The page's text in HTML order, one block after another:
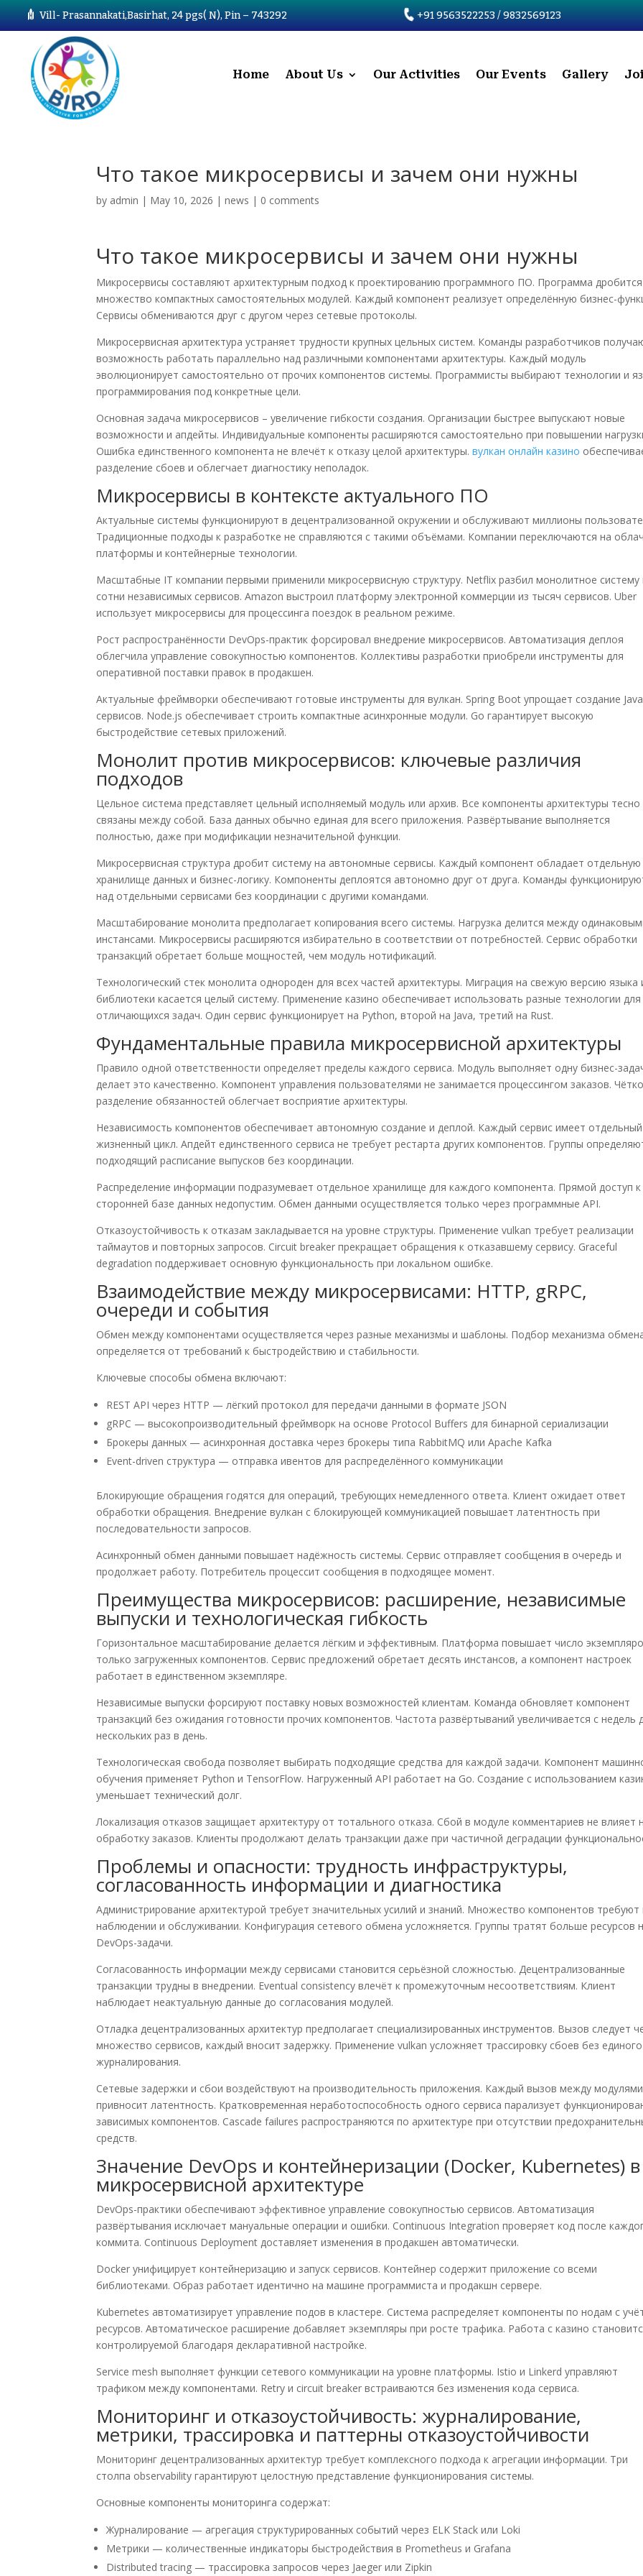
Vill- Prasannakati,Basirhat, 24 pgs( N), Pin – 743292 +91 9563522253 / 9832569123
Home About Us Our Activities Our Events Gallery
Что такое микросервисы и зачем они нужны
by admin | May 10, 2026 |news | 0 comments
Что такое микросервисы и зачем они нужны
Микросервисы составляют архитектурным подход к проектированию программного ПО. Программа
множество компактных самостоятельных модулей. Каждый компонент реализует определённую бизнес-
Сервисы обмениваются друг с другом через сетевые протоколы.
Микросервисная архитектура устраняет трудности крупных цельных систем. Команды разработчиков
возможность работать параллельно над различными компонентами архитектуры. Каждый модуль
эволюционирует самостоятельно от прочих компонентов системы. Программисты выбирают технологии и
программирования под конкретные цели.
Основная задача микросервисов – увеличение гибкости создания. Организации быстрее выпускают новые
возможности и апдейты. Индивидуальные компоненты расширяются самостоятельно при повышении
Ошибка единственного компонента не влечёт к отказу целой архитектуры.вулкан онлайн казино
разделение сбоев и облегчает диагностику неполадок.
Микросервисы в контексте актуального ПО
Актуальные системы функционируют в децентрализованной окружении и обслуживают миллионы
Традиционные подходы к разработке не справляются с такими объёмами. Компании переключаются на
платформы и контейнерные технологии.
Масштабные IT компании первыми применили микросервисную структуру. Netflix разбил монолитное систему
сотни независимых сервисов. Amazon выстроил платформу электронной коммерции из тысяч сервисов. Uber
использует микросервисы для процессинга поездок в реальном режиме.
Рост распространённости DevOps-практик форсировал внедрение микросервисов. Автоматизация деплоя
облегчила управление совокупностью компонентов. Коллективы разработки приобрели инструменты для
оперативной поставки правок в продакшен.
Актуальные фреймворки обеспечивают готовые инструменты для вулкан. Spring Boot упрощает создание
сервисов. Node.js обеспечивает строить компактные асинхронные модули. Go гарантирует высокую
быстродействие сетевых приложений.
Монолит против микросервисов: ключевые различия
подходов
Цельное система представляет цельный исполняемый модуль или архив. Все компоненты архитектуры тесно
связаны между собой. База данных обычно единая для всего приложения. Развёртывание выполняется
полностью, даже при модификации незначительной функции.
Микросервисная структура дробит систему на автономные сервисы. Каждый компонент обладает отдельную
хранилище данных и бизнес-логику. Компоненты деплоятся автономно друг от друга. Команды
над отдельными сервисами без координации с другими командами.
Масштабирование монолита предполагает копирования всего системы. Нагрузка делится между
инстансами. Микросервисы расширяются избирательно в соответствии от потребностей. Сервис обработки
транзакций обретает больше мощностей, чем модуль нотификаций.
Технологический стек монолита однороден для всех частей архитектуры. Миграция на свежую версию языка
библиотеки касается целый систему. Применение казино обеспечивает использовать разные технологии для
отличающихся задач. Один сервис функционирует на Python, второй на Java, третий на Rust.
Фундаментальные правила микросервисной архитектуры
Правило одной ответственности определяет пределы каждого сервиса. Модуль выполняет одну бизнес-
делает это качественно. Компонент управления пользователями не занимается процессингом заказов.
разделение обязанностей облегчает восприятие архитектуры.
Независимость компонентов обеспечивает автономную создание и деплой. Каждый сервис имеет отдельный
жизненный цикл. Апдейт единственного сервиса не требует рестарта других компонентов. Группы
подходящий расписание выпусков без координации.
Распределение информации подразумевает отдельное хранилище для каждого компонента. Прямой доступ к
сторонней базе данных недопустим. Обмен данными осуществляется только через программные API.
Отказоустойчивость к отказам закладывается на уровне структуры. Применение vulkan требует реализации
таймаутов и повторных запросов. Circuit breaker прекращает обращения к отказавшему сервису. Graceful
degradation поддерживает основную функциональность при локальном ошибке.
Взаимодействие между микросервисами: HTTP, gRPC,
очереди и события
Обмен между компонентами осуществляется через разные механизмы и шаблоны. Подбор механизма
определяется от требований к быстродействию и стабильности.
Ключевые способы обмена включают:
REST API через HTTP — лёгкий протокол для передачи данными в формате JSON
gRPC — высокопроизводительный фреймворк на основе Protocol Buffers для бинарной сериализации
Брокеры данных — асинхронная доставка через брокеры типа RabbitMQ или Apache Kafka
Event-driven структура — отправка ивентов для распределённого коммуникации
Блокирующие обращения годятся для операций, требующих немедленного ответа. Клиент ожидает ответ
обработки обращения. Внедрение вулкан с блокирующей коммуникацией повышает латентность при
последовательности запросов.
Асинхронный обмен данными повышает надёжность системы. Сервис отправляет сообщения в очередь и
продолжает работу. Потребитель процессит сообщения в подходящее момент.
Преимущества микросервисов: расширение, независимые
выпуски и технологическая гибкость
Горизонтальное масштабирование делается лёгким и эффективным. Платформа повышает число
только загруженных компонентов. Сервис предложений обретает десять инстансов, а компонент настроек
работает в единственном экземпляре.
Независимые выпуски форсируют поставку новых возможностей клиентам. Команда обновляет компонент
транзакций без ожидания готовности прочих компонентов. Частота развёртываний увеличивается с недель
нескольких раз в день.
Технологическая свобода позволяет выбирать подходящие средства для каждой задачи. Компонент
обучения применяет Python и TensorFlow. Нагруженный API работает на Go. Создание с использованием
уменьшает технический долг.
Локализация отказов защищает архитектуру от тотального отказа. Сбой в модуле комментариев не влияет
обработку заказов. Клиенты продолжают делать транзакции даже при частичной деградации
Проблемы и опасности: трудность инфраструктуры,
согласованность информации и диагностика
Администрирование архитектурой требует значительных усилий и знаний. Множество компонентов требуют
наблюдении и обслуживании. Конфигурация сетевого обмена усложняется. Группы тратят больше ресурсов
DevOps-задачи.
Согласованность информации между сервисами становится серьёзной сложностью. Децентрализованные
транзакции трудны в внедрении. Eventual consistency влечёт к промежуточным несоответствиям. Клиент
наблюдает неактуальную данные до согласования модулей.
Отладка децентрализованных архитектур предполагает специализированных инструментов. Вызов следует
множество сервисов, каждый вносит задержку. Применение vulkan усложняет трассировку сбоев без единого
журналирования.
Сетевые задержки и сбои воздействуют на производительность приложения. Каждый вызов между модулями
привносит латентность. Кратковременная неработоспособность одного сервиса парализует
зависимых компонентов. Cascade failures распространяются по архитектуре при отсутствии
средств.
Значение DevOps и контейнеризации (Docker, Kubernetes) в
микросервисной архитектуре
DevOps-практики обеспечивают эффективное управление совокупностью сервисов. Автоматизация
развёртывания исключает мануальные операции и ошибки. Continuous Integration проверяет код после
коммита. Continuous Deployment доставляет изменения в продакшен автоматически.
Docker унифицирует контейнеризацию и запуск сервисов. Контейнер содержит приложение со всеми
библиотеками. Образ работает идентично на машине программиста и продакшн сервере.
Kubernetes автоматизирует управление подов в кластере. Система распределяет компоненты по нодам с
ресурсов. Автоматическое расширение добавляет экземпляры при росте трафика. Работа с казино
контролируемой благодаря декларативной настройке.
Service mesh выполняет функции сетевого коммуникации на уровне платформы. Istio и Linkerd управляют
трафиком между компонентами. Retry и circuit breaker встраиваются без изменения кода сервиса.
Мониторинг и отказоустойчивость: журналирование,
метрики, трассировка и паттерны отказоустойчивости
Мониторинг децентрализованных архитектур требует комплексного подхода к агрегации информации. Три
столпа observability гарантируют целостную представление функционирования системы.
Основные компоненты мониторинга содержат:
Журналирование — агрегация структурированных событий через ELK Stack или Loki
Метрики — количественные индикаторы быстродействия в Prometheus и Grafana
Distributed tracing — трассировка запросов через Jaeger или Zipkin